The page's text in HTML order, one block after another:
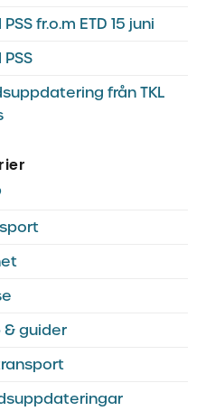
fr.o.m ETD 15 juni
från TKL
& guider